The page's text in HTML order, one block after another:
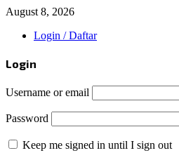
Facebook
Twitter
Instagram
Whatsapp
August 8, 2026
Login / Daftar
Login
Username or email
Password
Keep me signed in until I sign out